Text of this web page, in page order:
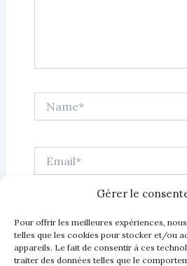
Gérer le
Pour offrir les meilleures expériences,
telles que les cookies pour stocker et/ou
appareils. Le fait de consentir à ces
traiter des données telles que le